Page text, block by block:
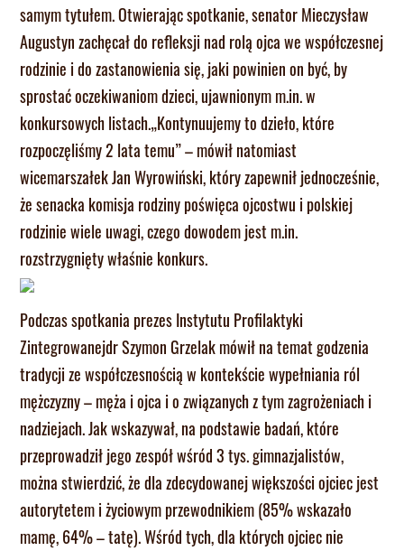
samym tytułem. Otwierając spotkanie, senator Mieczysław
Augustyn zachęcał do refleksji nad rolą ojca we współczesnej
rodzinie i do zastanowienia się, jaki powinien on być, by
sprostać oczekiwaniom dzieci, ujawnionym m.in. w
konkursowych listach.„Kontynuujemy to dzieło, które
rozpoczęliśmy 2 lata temu” – mówił natomiast
wicemarszałek Jan Wyrowiński, który zapewnił jednocześnie,
że senacka komisja rodziny poświęca ojcostwu i polskiej
rodzinie wiele uwagi, czego dowodem jest m.in.
rozstrzygnięty właśnie konkurs.
Podczas spotkania prezes Instytutu Profilaktyki
Zintegrowanejdr Szymon Grzelak mówił na temat godzenia
tradycji ze współczesnością w kontekście wypełniania ról
mężczyzny – męża i ojca i o związanych z tym zagrożeniach i
nadziejach. Jak wskazywał, na podstawie badań, które
przeprowadził jego zespół wśród 3 tys. gimnazjalistów,
można stwierdzić, że dla zdecydowanej większości ojciec jest
autorytetem i życiowym przewodnikiem (85% wskazało
mamę, 64% – tatę). Wśród tych, dla których ojciec nie